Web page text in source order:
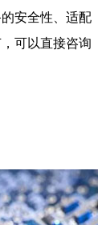
安全性、适配
可以直接咨询